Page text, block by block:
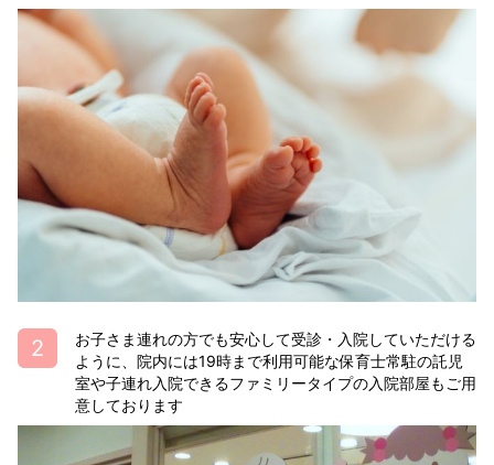
お子さま連れの方でも安心して受診・入院していただける
ように、院内には19時まで利用可能な保育士常駐の託児
室や子連れ入院できるファミリータイプの入院部屋もご用
意しております